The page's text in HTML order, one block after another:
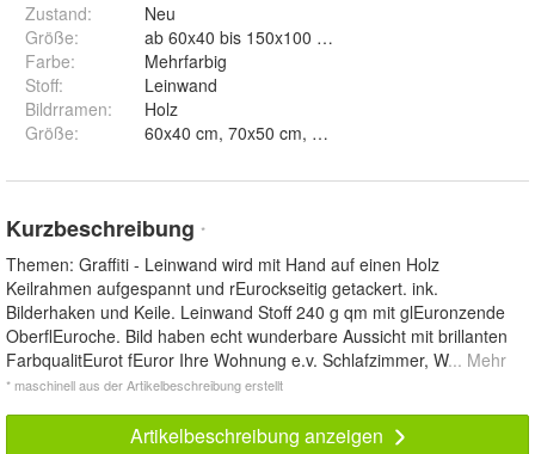
Zustand:
Neu
Größe:
ab 60x40 bis 150x100 cm
Farbe:
Mehrfarbig
Stoff:
Leinwand
Bildrramen:
Holz
Größe:
Kurzbeschreibung *
Themen: Graffiti - Leinwand wird mit Hand auf einen Holz
Keilrahmen aufgespannt und rEurockseitig getackert. ink.
Bilderhaken und Keile. Leinwand Stoff 240 g qm mit glEuronzende
OberflEuroche. Bild haben echt wunderbare Aussicht mit brillanten
FarbqualitEurot fEuror Ihre Wohnung e.v. Schlafzimmer, W... Mehr
* maschinell aus der Artikelbeschreibung erstellt
Artikelbeschreibung anzeigen